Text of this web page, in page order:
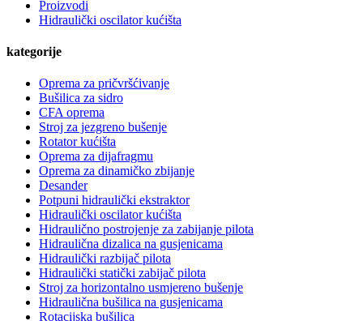
Proizvodi
Hidraulički oscilator kućišta
kategorije
Oprema za pričvršćivanje
Bušilica za sidro
CFA oprema
Stroj za jezgreno bušenje
Rotator kućišta
Oprema za dijafragmu
Oprema za dinamičko zbijanje
Desander
Potpuni hidraulički ekstraktor
Hidraulički oscilator kućišta
Hidraulično postrojenje za zabijanje pilota
Hidraulična dizalica na gusjenicama
Hidraulički razbijač pilota
Hidraulički statički zabijač pilota
Stroj za horizontalno usmjereno bušenje
Hidraulična bušilica na gusjenicama
Rotacijska bušilica